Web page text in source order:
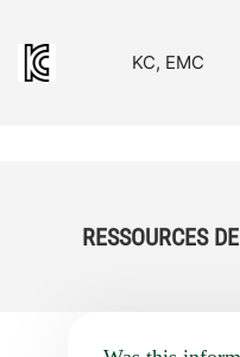
KC, EMC
RESSOURCES